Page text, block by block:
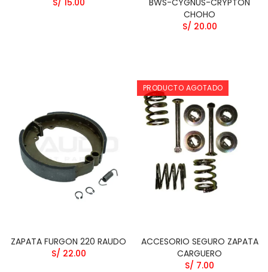
CHOHO
S/ 20.00
ZAPATA FURGON 220 RAUDO
S/ 22.00
PRODUCTO AGOTADO
ACCESORIO SEGURO ZAPATA
CARGUERO
S/ 7.00